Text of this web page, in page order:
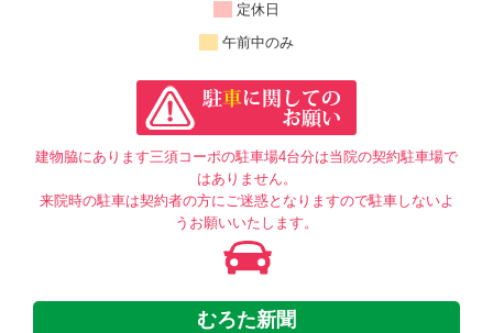
定休日
午前中のみ
建物脇にあります三須コーポの駐車場4台分は当院の契約駐車場で
はありません。
来院時の駐車は契約者の方にご迷惑となりますので駐車しないよ
うお願いいたします。
むろた新聞